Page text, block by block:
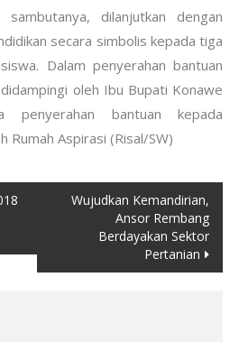
sambutanya, dilanjutkan dengan
secara simbolis kepada tiga
Dalam penyerahan bantuan
oleh Ibu Bupati Konawe
penyerahan bantuan kepada
Rumah Aspirasi (Risal/SW)
Wujudkan Kemandirian,
Ansor Rembang
Berdayakan Sektor
Pertanian